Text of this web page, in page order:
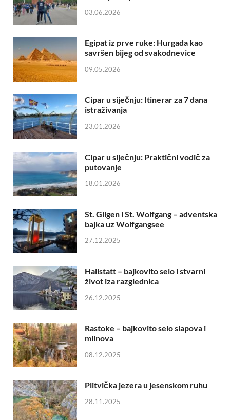
03.06.2026
Egipat iz prve ruke: Hurgada kao
savršen bijeg od svakodnevice
09.05.2026
Cipar u siječnju: Itinerar za 7 dana
istraživanja
23.01.2026
Cipar u siječnju: Praktični vodič za
putovanje
18.01.2026
St. Gilgen i St. Wolfgang – adventska
bajka uz Wolfgangsee
27.12.2025
Hallstatt – bajkovito selo i stvarni
život iza razglednica
26.12.2025
Rastoke – bajkovito selo slapova i
mlinova
08.12.2025
Plitvička jezera u jesenskom ruhu
28.11.2025